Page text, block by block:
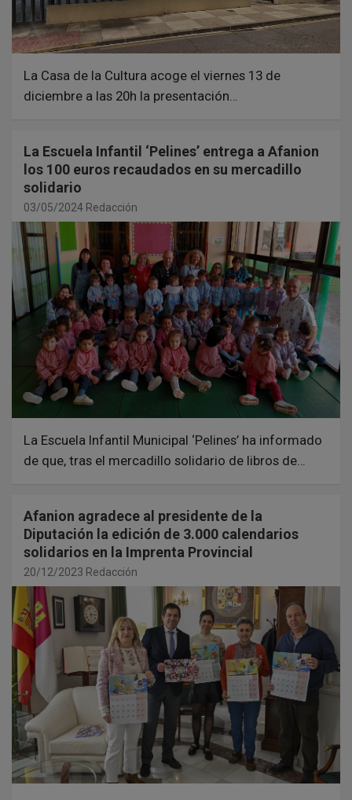
La Casa de la Cultura acoge el viernes 13 de
diciembre a las 20h la presentación…
La Escuela Infantil ‘Pelines’ entrega a Afanion
los 100 euros recaudados en su mercadillo
solidario
03/05/2024 Redacción
La Escuela Infantil Municipal ‘Pelines’ ha informado
de que, tras el mercadillo solidario de libros de…
Afanion agradece al presidente de la
Diputación la edición de 3.000 calendarios
solidarios en la Imprenta Provincial
20/12/2023 Redacción